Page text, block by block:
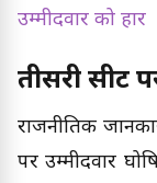
उम्मीदवार को हार
तीसरी सीट
राजनीतिक
पर उम्मीदवार